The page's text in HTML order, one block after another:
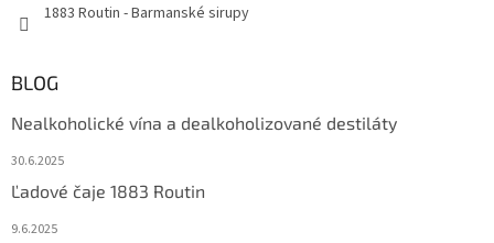
1883 Routin - Barmanské sirupy
BLOG
Nealkoholické vína a dealkoholizované destiláty
30.6.2025
Ľadové čaje 1883 Routin
9.6.2025